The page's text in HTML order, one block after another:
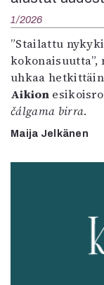
1/2026
”Stailattu
uhkaa
Aikion
čálgama birra.
Maija Jelkänen